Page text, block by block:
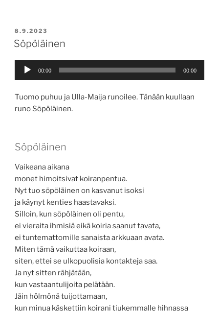
JULKAISTU
8.9.2023
Söpöläinen
Äänitoistin
00:00 00:00
Tuomo puhuu ja Ulla-Maija runoilee. Tänään kuullaan
runo Söpöläinen.
Söpöläinen
Vaikeana aikana
monet himoitsivat koiranpentua.
Nyt tuo söpöläinen on kasvanut isoksi
ja käynyt kenties haastavaksi.
Silloin, kun söpöläinen oli pentu,
ei vieraita ihmisiä eikä koiria saanut tavata,
ei tuntemattomille sanaista arkkuaan avata.
Miten tämä vaikuttaa koiraan,
siten, ettei se ulkopuolisia kontakteja saa.
Ja nyt sitten rähjätään,
kun vastaantulijoita pelätään.
Jäin hölmönä tuijottamaan,
kun minua käskettiin koirani tiukemmalle hihnassa